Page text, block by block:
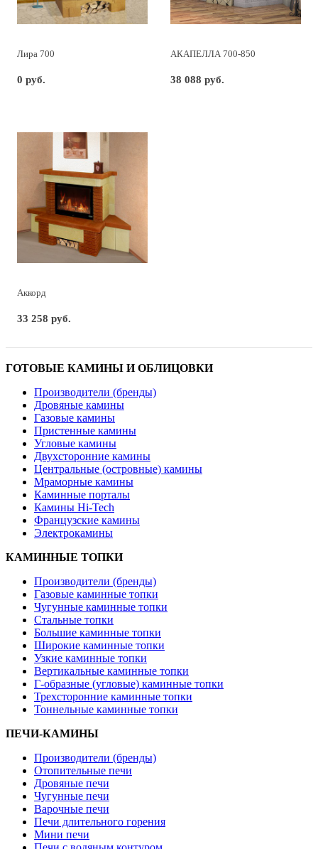
Лира 700
0 руб.
АКАПЕЛЛА 700-850
38 088 руб.
Аккорд
33 258 руб.
ГОТОВЫЕ КАМИНЫ И ОБЛИЦОВКИ
Производители (бренды)
Дровяные камины
Газовые камины
Пристенные камины
Угловые камины
Двухсторонние камины
Центральные (островные) камины
Мраморные камины
Каминные порталы
Камины Hi-Tech
Французские камины
Электрокамины
КАМИННЫЕ ТОПКИ
Производители (бренды)
Газовые каминные топки
Чугунные каминные топки
Стальные топки
Большие каминные топки
Широкие каминные топки
Узкие каминные топки
Вертикальные каминные топки
Г-образные (угловые) каминные топки
Трехсторонние каминные топки
Тоннельные каминные топки
ПЕЧИ-КАМИНЫ
Производители (бренды)
Отопительные печи
Дровяные печи
Чугунные печи
Варочные печи
Печи длительного горения
Мини печи